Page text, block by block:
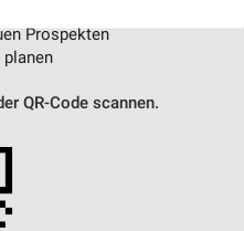
Prospekten
QR-Code scannen.